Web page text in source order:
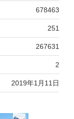
678463
251
267631
2
2019年1月11日